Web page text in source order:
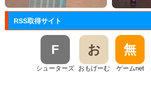
RSS取得サイト
F
シューターズ
お
おもげーむ
無
ゲームnet